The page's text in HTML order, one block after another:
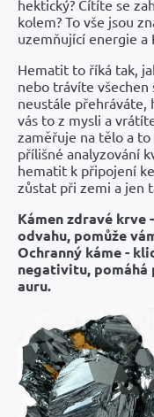
hektický? Cítíte se
kolem? To vše jsou
uzemňující energie
Hematit to říká tak,
nebo trávíte všechen
neustále
vás to z mysli a
zaměřuje na tělo a
přílišné analyzování
hematit k připojení
zůstat při zemi a jen
Kámen zdravé krve
odvahu, pomůže
Ochranný káme -
negativitu, pomáhá
auru.